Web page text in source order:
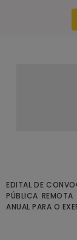
EDITAL DE
PÚBLICA
ANUAL PARA O